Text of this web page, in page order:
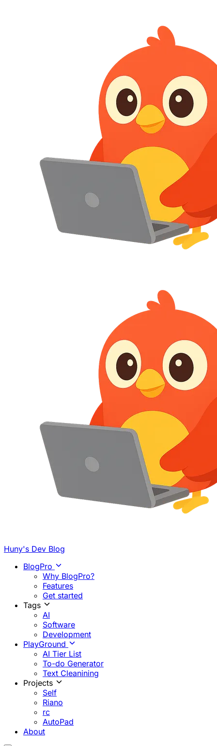
Huny's Dev Blog
BlogPro
Why BlogPro?
Features
Get started
Tags
AI
Software
Development
PlayGround
AI Tier List
To-do Generator
Text Cleanining
Projects
Self
Riano
rc
AutoPad
About